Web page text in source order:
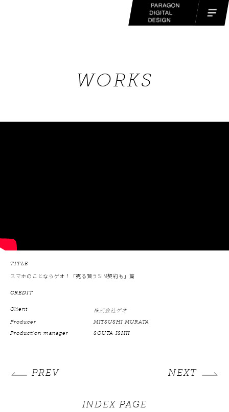
WORKS
TITLE
スマホのことならゲオ！「売る買うSIM契約も」篇
CREDIT
Client
株式会社ゲオ
Producer
MITSUSHI MURATA
Production manager
SOUTA ISHII
PREV NEXT
INDEX PAGE